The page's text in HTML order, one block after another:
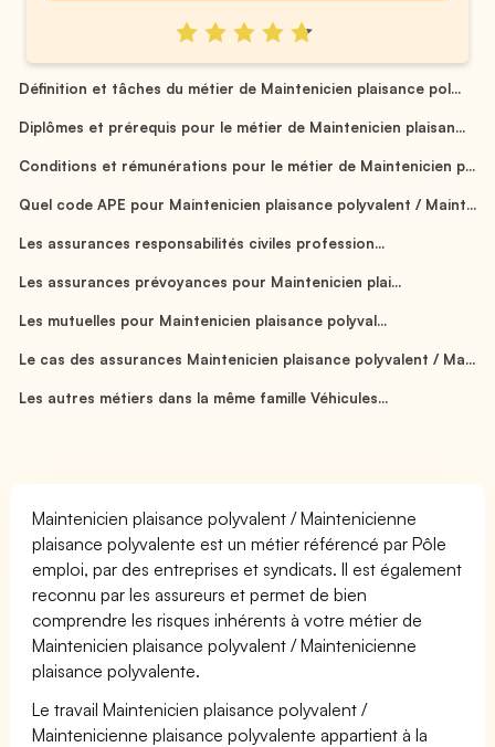
Définition et tâches du métier de Maintenicien plaisance pol...
Diplômes et prérequis pour le métier de Maintenicien plaisan...
Conditions et rémunérations pour le métier de Maintenicien p...
Quel code APE pour Maintenicien plaisance polyvalent / Maint...
Les assurances responsabilités civiles profession...
Les assurances prévoyances pour Maintenicien plai...
Les mutuelles pour Maintenicien plaisance polyval...
Le cas des assurances Maintenicien plaisance polyvalent / Ma...
Les autres métiers dans la même famille Véhicules...
Maintenicien plaisance polyvalent / Maintenicienne
plaisance polyvalente est un métier référencé par Pôle
emploi, par des entreprises et syndicats. Il est également
reconnu par les assureurs et permet de bien
comprendre les risques inhérents à votre métier de
Maintenicien plaisance polyvalent / Maintenicienne
plaisance polyvalente.
Le travail Maintenicien plaisance polyvalent /
Maintenicienne plaisance polyvalente appartient à la